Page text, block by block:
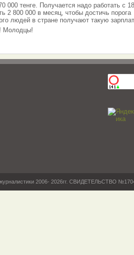
000 тенге. Получается надо работать с
2 800 000 в месяц, чтобы достичь порога
людей в стране получают такую
Молодцы!
журналистики 2006- 2026гг. СВИДЕТЕЛЬСТВО